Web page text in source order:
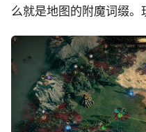
么就是地图的附魔词缀。